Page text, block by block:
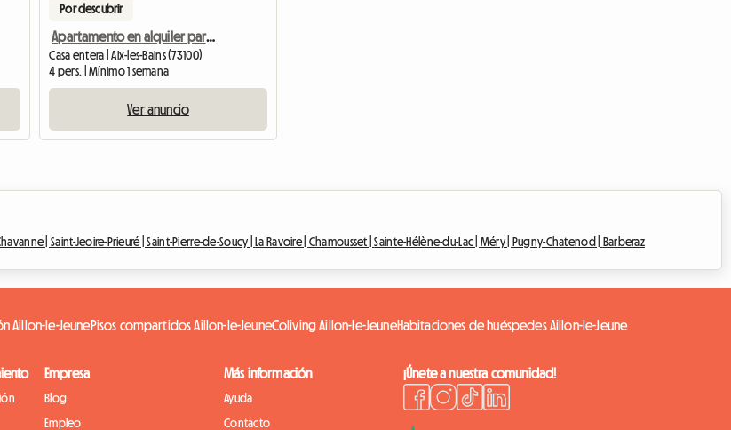
Por descubrir
Apartamento en alquiler para tratamiento o vacaciones
Casa entera | Aix-les-Bains (73100)
4 pers. | Mínimo 1 semana
Ver anuncio
|Saint-Jeoire-Prieuré |Saint-Pierre-de-Soucy | La Ravoire | Chamousset |Sainte-Hélène-du-Lac | Méry | Pugny-Chatenod | Barberaz
Aillon-le-JeunePisos compartidos Aillon-le-JeuneColiving Aillon-le-JeuneHabitaciones de huéspedes Aillon-le-Jeune
Empresa
Blog
Empleo
Más información
Ayuda
Contacto
¡Únete a nuestra comunidad!